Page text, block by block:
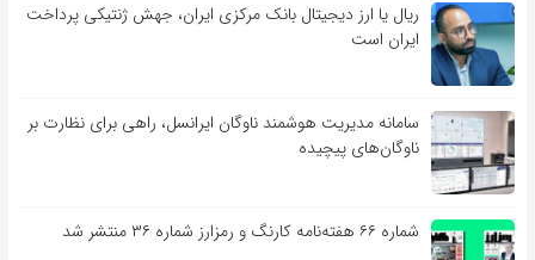
ریال یا ارز دیجیتال بانک مرکزی ایران، جهش ژنتیکی پرداخت
ایران است
سامانه مدیریت هوشمند ناوگان ایرانسل، راهی برای نظارت بر
ناوگان‌های پیچیده
شماره ۶۶ هفته‌نامه کارنگ و رمزارز شماره ۳۶ منتشر شد